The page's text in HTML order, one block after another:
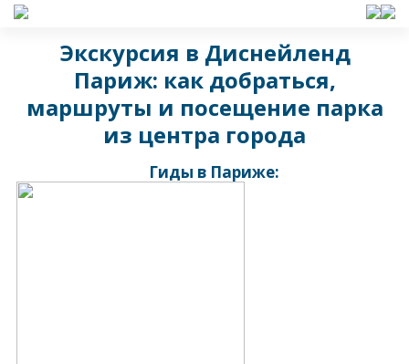
Экскурсия в Диснейленд
Париж: как добраться,
маршруты и посещение парка
из центра города
Гиды в Париже: